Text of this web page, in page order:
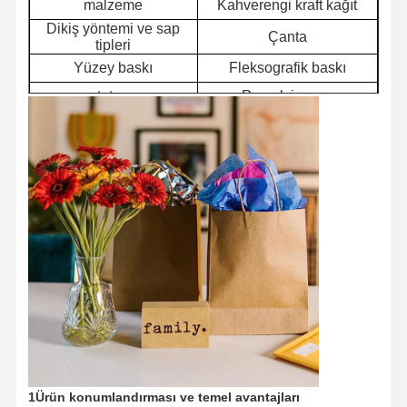
malzeme
Kahverengi kraft kağıt
Dikiş yöntemi ve sap
tipleri
Çanta
Yüzey baskı
Fleksografik baskı
tutun
Pamuk ip sapı
Nanwang
tutun
Kraft kağıt kolu
Asgari sipariş miktarı
(MOQ)
50000
1Ürün konumlandırması ve temel avantajları